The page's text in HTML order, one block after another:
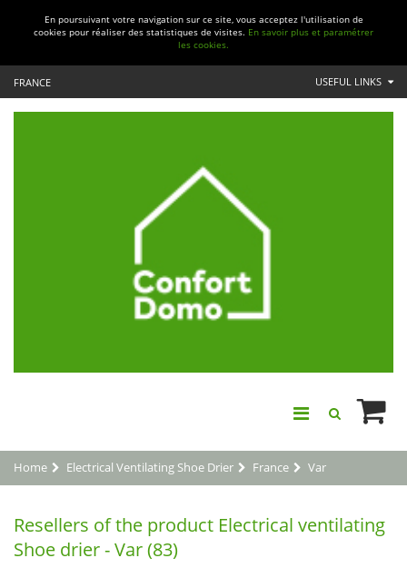
En poursuivant votre navigation sur ce site, vous acceptez l'utilisation de
cookies pour réaliser des statistiques de visites. En savoir plus et paramétrer
les cookies.
FRANCE USEFUL LINKS
Home Electrical Ventilating Shoe Drier France Var
Resellers of the product Electrical ventilating
Shoe drier - Var (83)